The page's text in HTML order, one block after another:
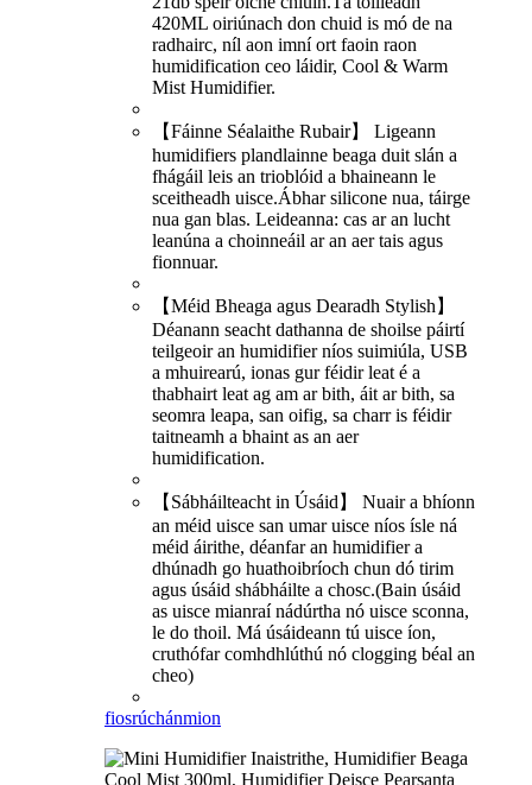
420ML oiriúnach don chuid is mó de na
radhairc, níl aon imní ort faoin raon
humidification ceo láidir, Cool & Warm
Mist Humidifier.
【Fáinne Séalaithe Rubair】 Ligeann
humidifiers plandlainne beaga duit slán a
fhágáil leis an trioblóid a bhaineann le
sceitheadh ​​uisce.Ábhar silicone nua, táirge
nua gan blas. Leideanna: cas ar an lucht
leanúna a choinneáil ar an aer tais agus
fionnuar.
【Méid Bheaga agus Dearadh Stylish】
Déanann seacht dathanna de shoilse páirtí
teilgeoir an humidifier níos suimiúla, USB
a mhuirearú, ionas gur féidir leat é a
thabhairt leat ag am ar bith, áit ar bith, sa
seomra leapa, san oifig, sa charr is féidir
taitneamh a bhaint as an aer
humidification.
【Sábháilteacht in Úsáid】 Nuair a bhíonn
an méid uisce san umar uisce níos ísle ná
méid áirithe, déanfar an humidifier a
dhúnadh go huathoibríoch chun dó tirim
agus úsáid shábháilte a chosc.(Bain úsáid
as uisce mianraí nádúrtha nó uisce sconna,
le do thoil. Má úsáideann tú uisce íon,
cruthófar comhdhlúthú nó clogging béal an
cheo)
fiosrúchánmion